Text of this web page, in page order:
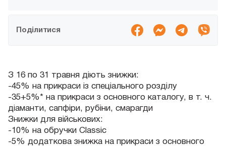
Поділитися
З 16 по 31 травня діють знижки:
-45% на прикраси із спеціального розділу
-35+5%* на прикраси з основного каталогу, в т. ч.
діаманти, сапфіри, рубіни, смарагди
Знижки для військових:
-10% на обручки Classic
-5% додаткова знижка на прикраси з основного